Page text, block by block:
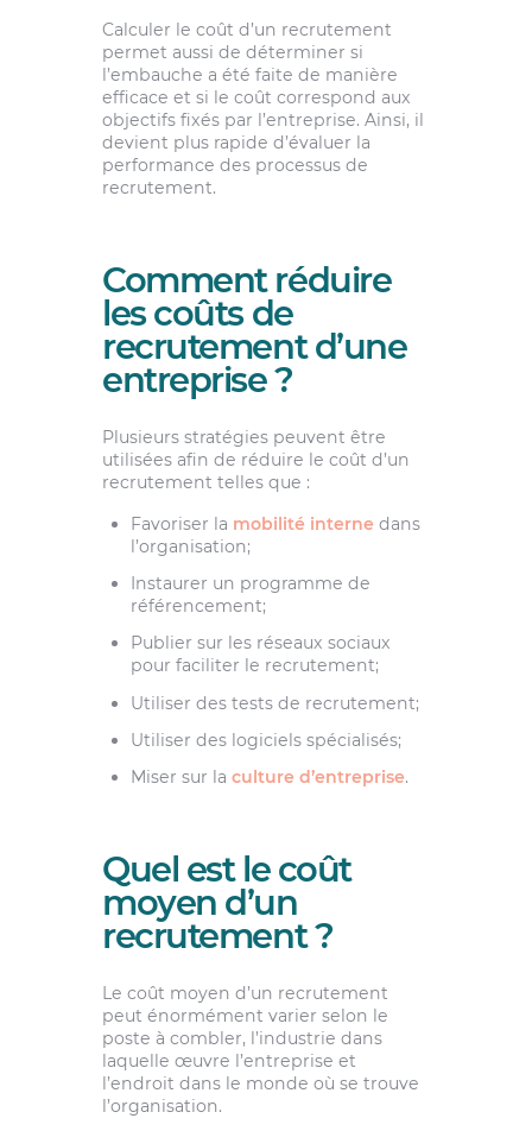
Calculer le coût d’un recrutement
permet aussi de déterminer si
l’embauche a été faite de manière
efficace et si le coût correspond aux
objectifs fixés par l’entreprise. Ainsi, il
devient plus rapide d’évaluer la
performance des processus de
recrutement.
Comment réduire
les coûts de
recrutement d’une
entreprise ?
Plusieurs stratégies peuvent être
utilisées afin de réduire le coût d’un
recrutement telles que :
Favoriser la mobilité interne dans
l’organisation;
Instaurer un programme de
référencement;
Publier sur les réseaux sociaux
pour faciliter le recrutement;
Utiliser des tests de recrutement;
Utiliser des logiciels spécialisés;
Miser sur la culture d’entreprise.
Quel est le coût
moyen d’un
recrutement ?
Le coût moyen d’un recrutement
peut énormément varier selon le
poste à combler, l’industrie dans
laquelle œuvre l’entreprise et
l’endroit dans le monde où se trouve
l’organisation.